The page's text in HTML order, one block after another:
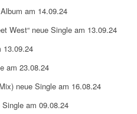
am 14.09.24
West“ neue Single am 13.09.24
13.09.24
am 23.08.24
neue Single am 16.08.24
am 09.08.24